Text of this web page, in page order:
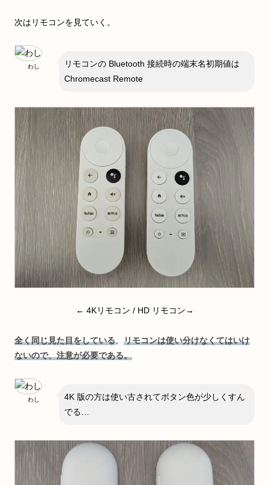
次はリモコンを見ていく。
わし
リモコンの Bluetooth 接続時の端末名初期値は
Chromecast Remote
← 4Kリモコン / HD リモコン→
全く同じ見た目をしている。 リモコンは使い分けなくてはいけ
ないので、注意が必要である。
わし
4K 版の方は使い古されてボタン色が少しくすん
でる…